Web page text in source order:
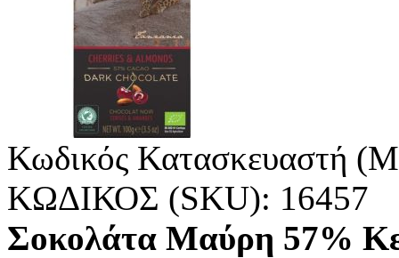
Κωδικός Κατασκευαστή
ΚΩΔΙΚΟΣ (SKU): 16457
Σοκολάτα Μαύρη 57%